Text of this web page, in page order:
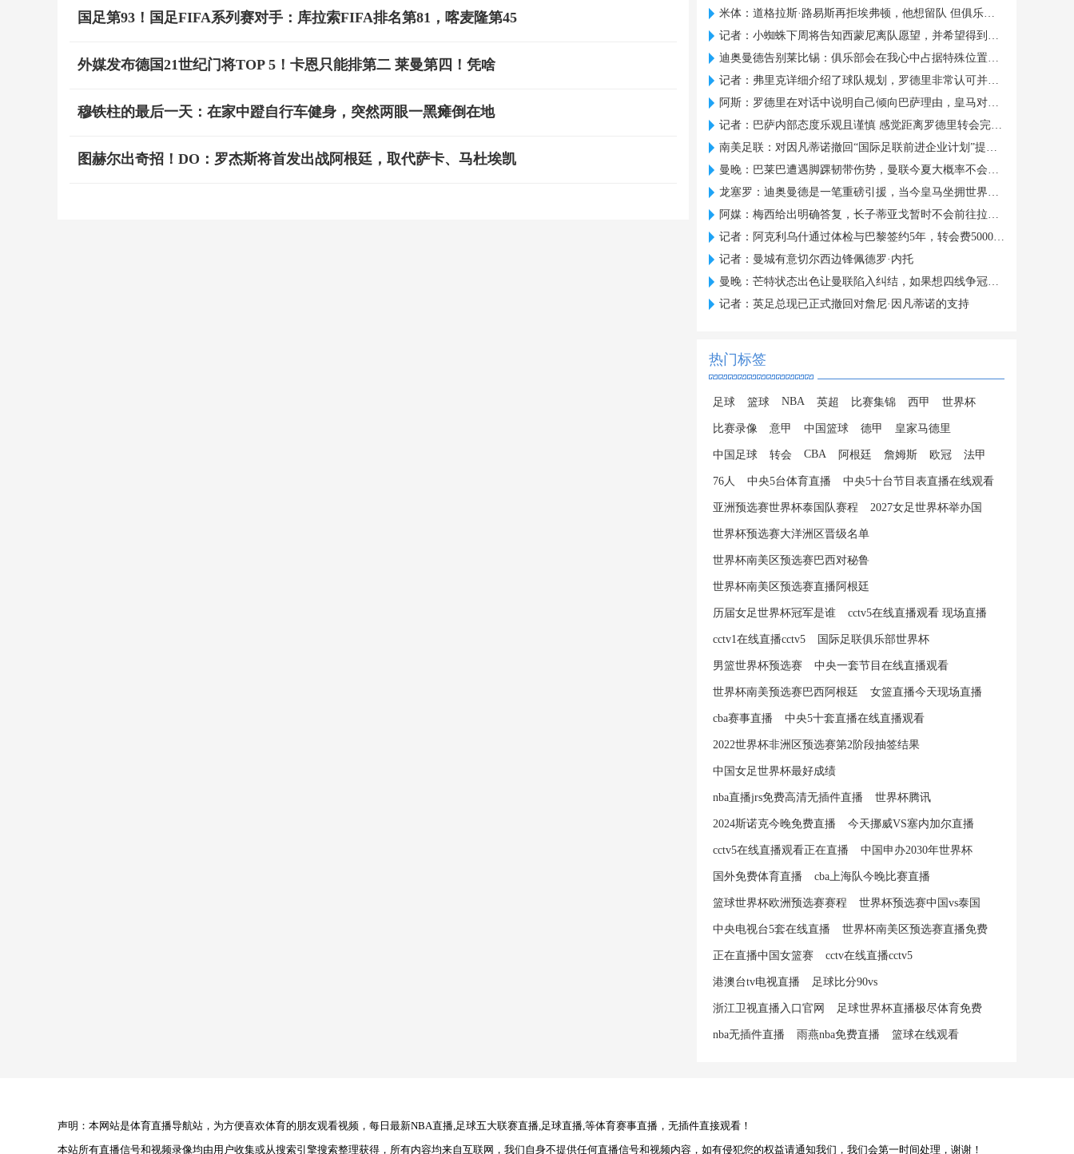
国足第93！国足FIFA系列赛对手：库拉索FIFA排名第81，喀麦隆第45
外媒发布德国21世纪门将TOP 5！卡恩只能排第二 莱曼第四！凭啥
穆铁柱的最后一天：在家中蹬自行车健身，突然两眼一黑瘫倒在地
图赫尔出奇招！DO：罗杰斯将首发出战阿根廷，取代萨卡、马杜埃凯
米体：道格拉斯·路易斯再拒埃弗顿，他想留队 但俱乐部尚未敲定
记者：小蜘蛛下周将告知西蒙尼离队愿望，并希望得到理解和帮助
迪奥曼德告别莱比锡：俱乐部会在我心中占据特殊位置，感谢所有
记者：弗里克详细介绍了球队规划，罗德里非常认可并选择加盟巴萨
阿斯：罗德里在对话中说明自己倾向巴萨理由，皇马对此理解＆祝好
记者：巴萨内部态度乐观且谨慎 感觉距离罗德里转会完成更近了
南美足联：对因凡蒂诺撤回“国际足联前进企业计划”提案表示欢迎
曼晚：巴莱巴遭遇脚踝韧带伤势，曼联今夏大概率不会继续追求他
龙塞罗：迪奥曼德是一笔重磅引援，当今皇马坐拥世界独一档攻击线
阿媒：梅西给出明确答复，长子蒂亚戈暂时不会前往拉玛西亚青训
记者：阿克利乌什通过体检与巴黎签约5年，转会费5000万欧元
记者：曼城有意切尔西边锋佩德罗·内托
曼晚：芒特状态出色让曼联陷入纠结，如果想四线争冠可能还得买人
记者：英足总现已正式撤回对詹尼·因凡蒂诺的支持
热门标签
足球 篮球 NBA 英超 比赛集锦 西甲 世界杯
比赛录像 意甲 中国篮球 德甲 皇家马德里
中国足球 转会 CBA 阿根廷 詹姆斯 欧冠 法甲
76人 中央5台体育直播 中央5十台节目表直播在线观看
亚洲预选赛世界杯泰国队赛程 2027女足世界杯举办国
世界杯预选赛大洋洲区晋级名单
世界杯南美区预选赛巴西对秘鲁
世界杯南美区预选赛直播阿根廷
历届女足世界杯冠军是谁 cctv5在线直播观看 现场直播
cctv1在线直播cctv5 国际足联俱乐部世界杯
男篮世界杯预选赛 中央一套节目在线直播观看
世界杯南美预选赛巴西阿根廷 女篮直播今天现场直播
cba赛事直播 中央5十套直播在线直播观看
2022世界杯非洲区预选赛第2阶段抽签结果
中国女足世界杯最好成绩
nba直播jrs免费高清无插件直播 世界杯腾讯
2024斯诺克今晚免费直播 今天挪威VS塞内加尔直播
cctv5在线直播观看正在直播 中国申办2030年世界杯
国外免费体育直播 cba上海队今晚比赛直播
篮球世界杯欧洲预选赛赛程 世界杯预选赛中国vs泰国
中央电视台5套在线直播 世界杯南美区预选赛直播免费
正在直播中国女篮赛 cctv在线直播cctv5
港澳台tv电视直播 足球比分90vs
浙江卫视直播入口官网 足球世界杯直播极尽体育免费
nba无插件直播 雨燕nba免费直播 篮球在线观看
声明：本网站是体育直播导航站，为方便喜欢体育的朋友观看视频，每日最新NBA直播,足球五大联赛直播,足球直播,等体育赛事直播，无插件直接观看！
本站所有直播信号和视频录像均由用户收集或从搜索引擎搜索整理获得，所有内容均来自互联网，我们自身不提供任何直播信号和视频内容，如有侵犯您的权益请通知我们，我们会第一时间处理，谢谢！